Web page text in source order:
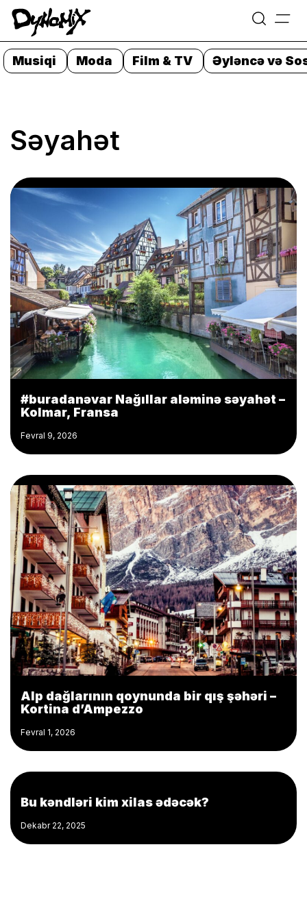
Skip
to
content
=
Musiqi Moda Film & TV Əyləncə və
Səyahət
#buradanəvar Nağıllar aləminə səyahət –
Kolmar, Fransa
Fevral 9, 2026
Alp dağlarının qoynunda bir qış şəhəri –
Kortina d’Ampezzo
Fevral 1, 2026
Bu kəndləri kim xilas ədəcək?
Dekabr 22, 2025